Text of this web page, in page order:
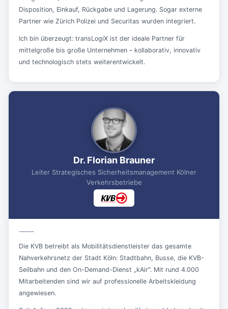
Disposition, Einkauf, Rückgabe und Lagerung. Sogar externe
Partner wie Zürich Polizei und Securitas wurden integriert.
Ich bin überzeugt: transLogiX ist der ideale Partner für
mittelgroße bis große Unternehmen – kollaborativ, innovativ
und technologisch stets weiterentwickelt.
Dr. Florian Brauner
Leiter Strategisches Sicherheitsmanagement Kölner
Verkehrsbetriebe
Die KVB betreibt als Mobilitätsdienstleister das gesamte
Nahverkehrsnetz der Stadt Köln: Stadtbahn, Busse, die KVB-
Seilbahn und den On-Demand-Dienst „kAir". Mit rund 4.000
Mitarbeitenden sind wir auf professionelle Arbeitskleidung
angewiesen.